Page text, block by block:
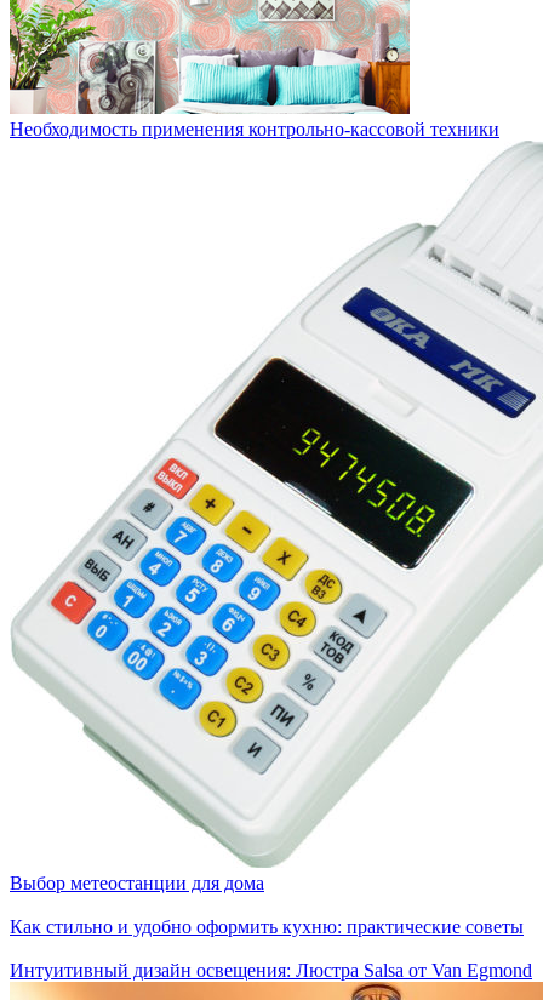
Необходимость применения контрольно-кассовой техники
Выбор метеостанции для дома
Как стильно и удобно оформить кухню: практические советы
Интуитивный дизайн освещения: Люстра Salsa от Van Egmond